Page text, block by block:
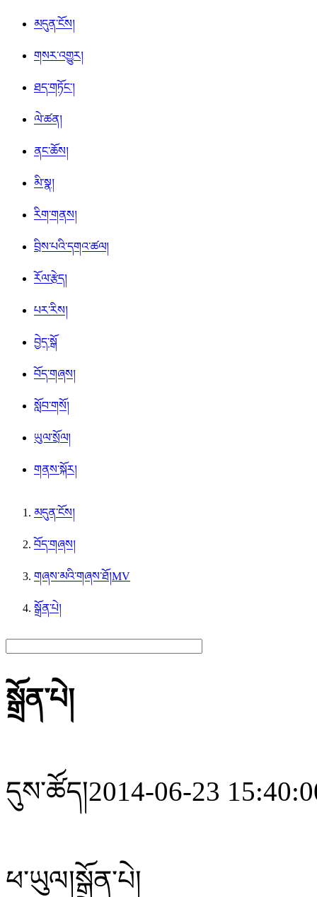
མདུན་ངོས།
གསར་འགྱུར།
ཐད་གཏོང་།
ལེ་ཚན།
ནང་ཆོས།
མི་སྣ།
རིག་གནས།
བྲིས་པའི་དགའ་ཚལ།
རོལ་རྩེད།
པར་རིས།
བྱེད་སྒོ
བོད་གཞས།
སློབ་གསོ།
ཡུལ་སྲོལ།
གནས་སྐོར།
མདུན་ངོས།
བོད་གཞས།
གཞས་མའི་གཞས་ཐོ།MV
སྒྲོན་པེ།
སྒྲོན་པེ།
དུས་ཚོད།2014-06-23
ཕ་ཡུལ།སྒྲོན་པེ།